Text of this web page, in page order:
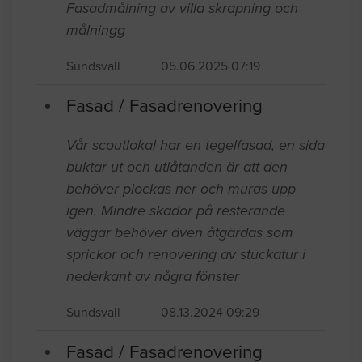
Fasad / Fasadrenovering
Fasadmålning av villa skrapning och
målningg
Fasad / Fasadrenovering
Vår scoutlokal har en tegelfasad, en sida
buktar ut och utlåtanden är att den
behöver plockas ner och muras upp
igen. Mindre skador på resterande
sprickor och renovering av stuckatur i
nederkant av några fönster